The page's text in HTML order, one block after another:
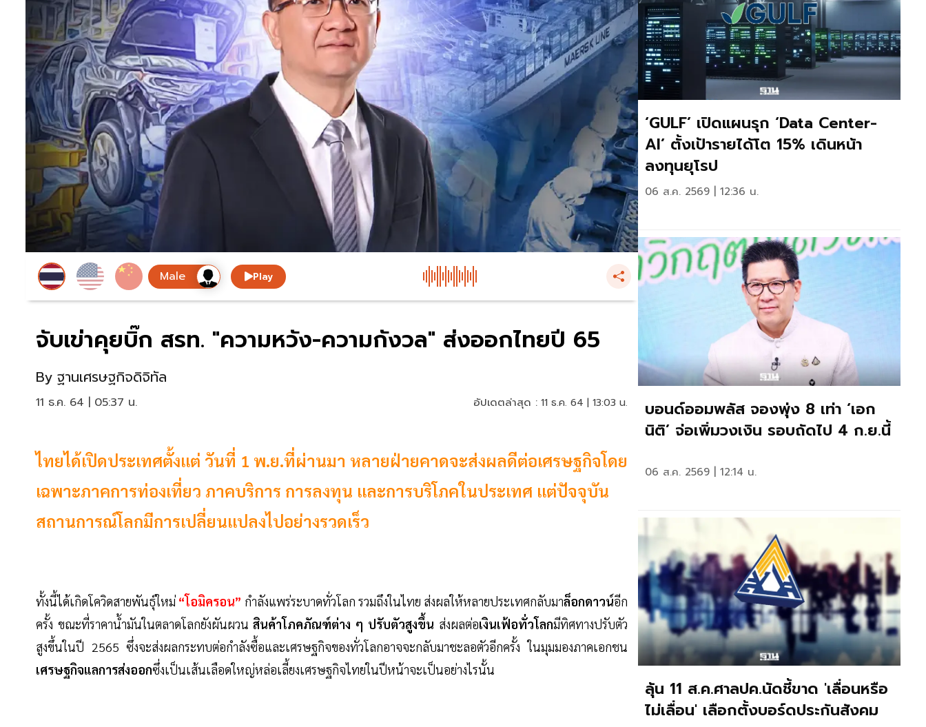
Play
จับเข่าคุยบิ๊ก สรท. "ความหวัง-ความกังวล" ส่งออกไทยปี 65
By ฐานเศรษฐกิจดิจิทัล
11 ธ.ค. 64 | 05:37 น. อัปเดตล่าสุด : 11 ธ.ค. 64 | 13:03 น.
ไทยได้เปิดประเทศตั้งแต่ วันที่ 1 พ.ย.ที่ผ่านมา หลายฝ่ายคาดจะส่งผลดีต่อเศรษฐกิจโดย
เฉพาะภาคการท่องเที่ยว ภาคบริการ การลงทุน และการบริโภคในประเทศ แต่ปัจจุบัน
สถานการณ์โลกมีการเปลี่ยนแปลงไปอย่างรวดเร็ว
ทั้งนี้ได้เกิดโควิดสายพันธุ์ใหม่ “โอมิครอน” กำลังแพร่ระบาดทั่วโลก รวมถึงในไทย ส่งผลให้หลายประเทศกลับมาล็อกดาวน์อีก
ครั้ง ขณะที่ราคาน้ำมันในตลาดโลกยังผันผวนสินค้าโภคภัณฑ์ต่าง ๆ ปรับตัวสูงขึ้น ส่งผลต่อเงินเฟ้อทั่วโลกมีทิศทางปรับตัว
สูงขึ้นในปี 2565 ซึ่งจะส่งผลกระทบต่อกำลังซื้อและเศรษฐกิจของทั่วโลกอาจจะกลับมาชะลอตัวอีกครั้ง ในมุมมองภาคเอกชน
เศรษฐกิจแลการส่งออกซึ่งเป็นเส้นเลือดใหญ่หล่อเลี้ยงเศรษฐกิจไทยในปีหน้าจะเป็นอย่างไรนั้น
‘GULF’ เปิดแผนรุก ‘Data Center-
AI’ ตั้งเป้ารายได้โต 15% เดินหน้า
ลงทุนยุโรป
06 ส.ค. 2569 | 12:36 น.
บอนด์ออมพลัส จองพุ่ง 8 เท่า ‘เอก
นิติ’ จ่อเพิ่มวงเงิน รอบถัดไป 4 ก.ย.นี้
06 ส.ค. 2569 | 12:14 น.
ลุ้น 11 ส.ค.ศาลปค.นัดชี้ขาด 'เลื่อนหรือ
ไม่เลื่อน' เลือกตั้งบอร์ดประกันสังคม